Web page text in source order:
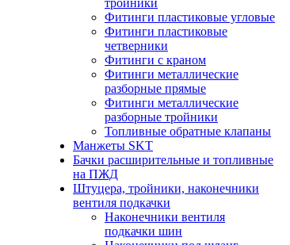
тройники
Фитинги пластиковые угловые
Фитинги пластиковые
четверники
Фитинги с краном
Фитинги металлические
разборные прямые
Фитинги металлические
разборные тройники
Топливные обратные клапаны
Манжеты SKT
Бачки расширительные и топливные
на ПЖД
Штуцера, тройники, наконечники
вентиля подкачки
Наконечники вентиля
подкачки шин